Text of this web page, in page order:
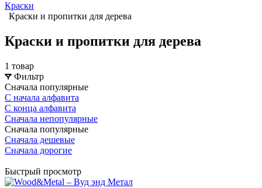
Краски
Краски и пропитки для дерева
Краски и пропитки для дерева
1 товар
Фильтр
Сначала популярные
С начала алфавита
С конца алфавита
Сначала непопулярные
Сначала популярные
Сначала дешевые
Сначала дорогие
Быстрый просмотр